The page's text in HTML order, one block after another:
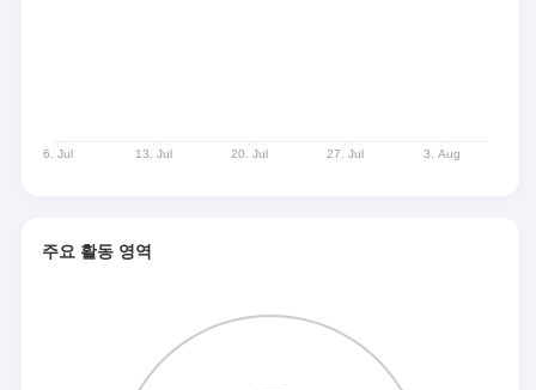
주요 활동 영역